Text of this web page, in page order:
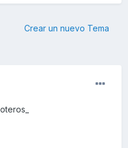
Crear un nuevo Tema